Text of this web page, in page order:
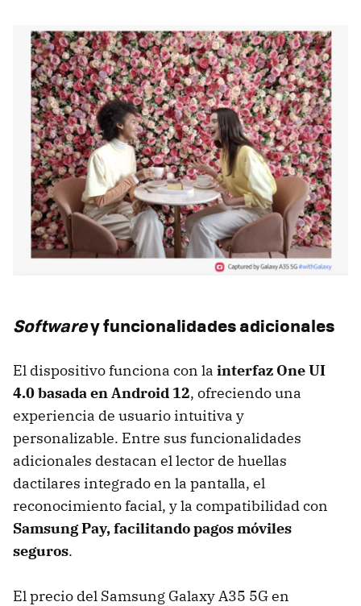
Softwarey funcionalidades adicionales
El dispositivo funciona con la interfaz One UI
4.0 basada en Android 12, ofreciendo una
experiencia de usuario intuitiva y
personalizable. Entre sus funcionalidades
adicionales destacan el lector de huellas
dactilares integrado en la pantalla, el
reconocimiento facial, y la compatibilidad con
Samsung Pay, facilitando pagos móviles
seguros.
El precio del Samsung Galaxy A35 5G en